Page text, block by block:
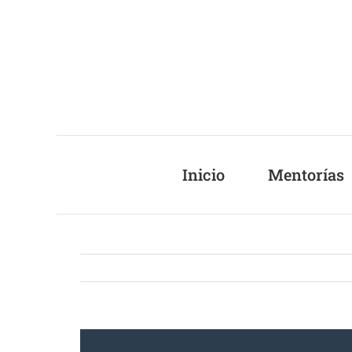
Inicio Mentorías